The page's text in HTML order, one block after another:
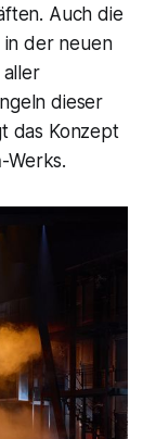
Auch die
in der neuen
dieser
das Konzept
-Werks.